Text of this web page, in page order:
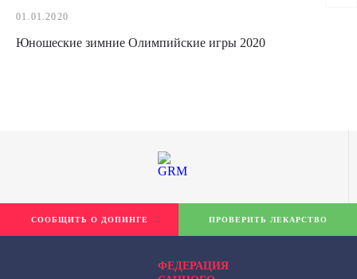
01.01.2020
Юношеские зимние Олимпийские игры 2020
ФЕДЕРАЦИЯ
СООБЩИТЬ О ДОПИНГЕ ПРОВЕРИТЬ ЛЕКАРСТВО